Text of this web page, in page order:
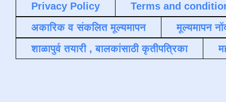
Privacy Policy
Terms and
अकारिक व संकलित मूल्यमापन
मूल्यमापन
शाळापुर्व तयारी , बालकांसाठी कृतीपत्रिका